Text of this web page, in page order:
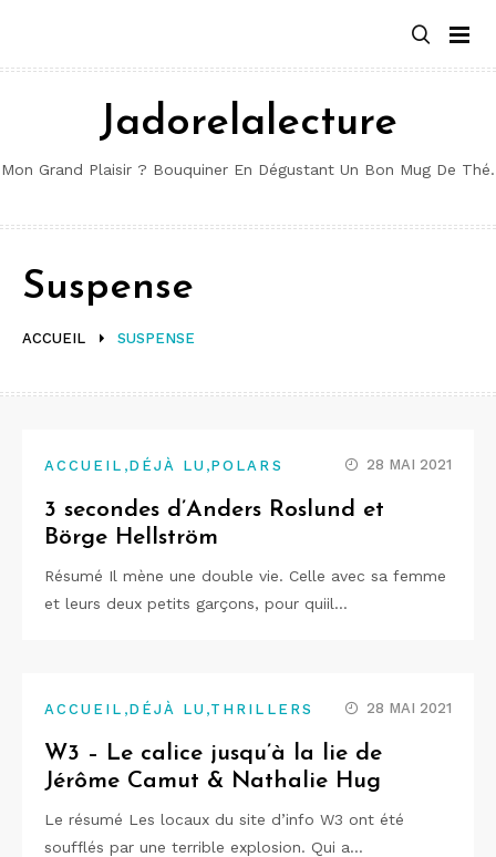
contenu
Jadorelalecture
Mon Grand Plaisir ? Bouquiner En Dégustant Un Bon Mug De Thé.
ACCUEIL SUSPENSE
Suspense
ACCUEIL ,DÉJÀ LU ,POLARS 28 MAI 2021
3 secondes d’Anders Roslund et
Börge Hellström
Résumé Il mène une double vie. Celle avec sa femme
et leurs deux petits garçons, pour quiil…
ACCUEIL ,DÉJÀ LU ,THRILLERS 28 MAI 2021
W3 – Le calice jusqu’à la lie de
Jérôme Camut & Nathalie Hug
Le résumé Les locaux du site d’info W3 ont été
soufflés par une terrible explosion. Qui a…